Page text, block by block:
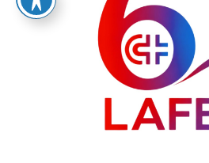
Lafepe produz 400 mil comprimidos